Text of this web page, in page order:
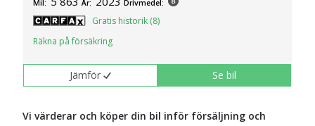
Mil: År: Drivmedel:
Gratis historik (8)
Räkna på försäkring
Jämför Se bil
Vi värderar och köper din bil inför försäljning och